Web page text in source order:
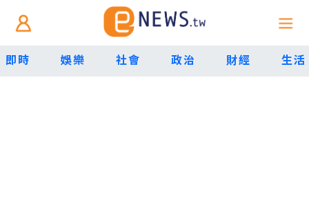
即時 娛樂 社會 政治 財經 生活